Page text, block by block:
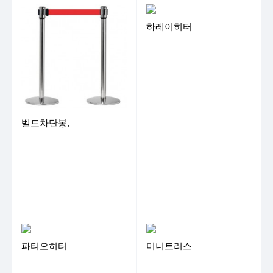
벨트차단봉,
하레이히터
파티오히터 미니트러스